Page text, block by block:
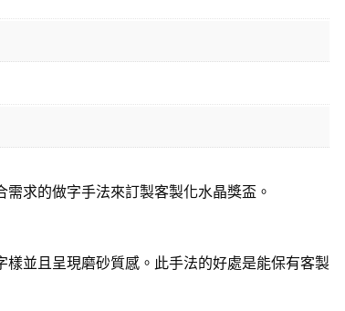
求的做字手法來訂製客製化水晶獎盃。
並且呈現磨砂質感。此手法的好處是能保有客製